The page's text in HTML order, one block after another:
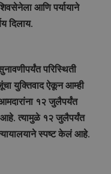
आणि पर्यायाने
दिलाय.
परिस्थिती
युक्तिवाद ऐकून आम्ही
१२ जुलैपर्यंत
त्यामुळे १२ जुलैपर्यंत
स्पष्ट केलं आहे.